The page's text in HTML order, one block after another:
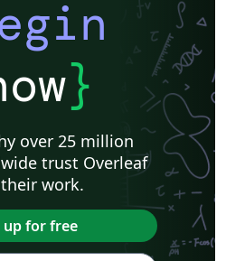
}
over 25 million
trust Overleaf
work.
up for free